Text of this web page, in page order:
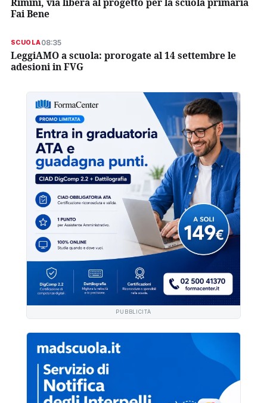
Fai Bene
SCUOLA08:35
LeggiAMO a scuola: prorogate al 14 settembre le
adesioni in FVG
PUBBLICITÀ